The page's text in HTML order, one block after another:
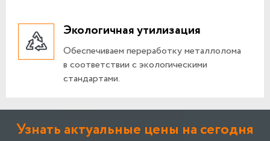
Экологичная утилизация
Обеспечиваем переработку металлолома
в соответствии с экологическими
стандартами.
Узнать актуальные цены на сегодня